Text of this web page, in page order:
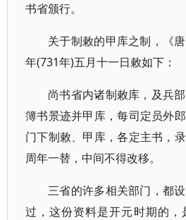
书省颁行。
关于制敕的甲库之制，《
年(731年)五月十一日敕如下：
尚书省内诸制敕库，及兵
簿书景迹并甲库，每司定员外
门下制敕、甲库，各定主书，
周年一替，中间不得改移。
三省的许多相关部门，都
过，这份资料是开元时期的，